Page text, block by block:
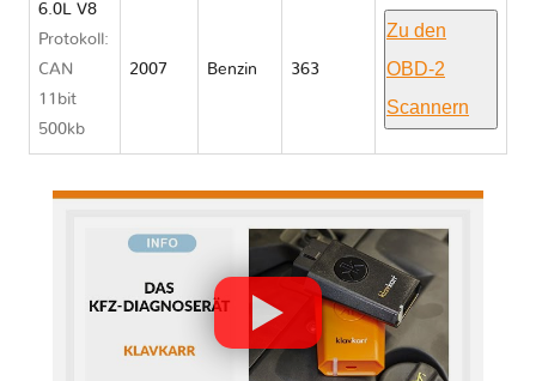
6.0L V8
Protokoll:
CAN
11bit
500kb
2007 Benzin 363
Zu den
OBD-2
Scannern